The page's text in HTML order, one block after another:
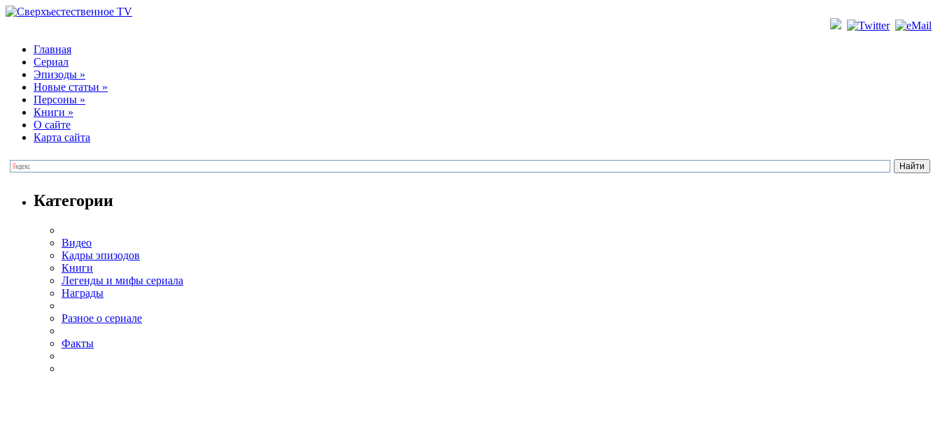
Главная
Сериал
Эпизоды »
Новые статьи »
Персоны »
Книги »
О сайте
Карта сайта
Категории
Видео
Кадры эпизодов
Книги
Легенды и мифы сериала
Награды
Разное о сериале
Факты